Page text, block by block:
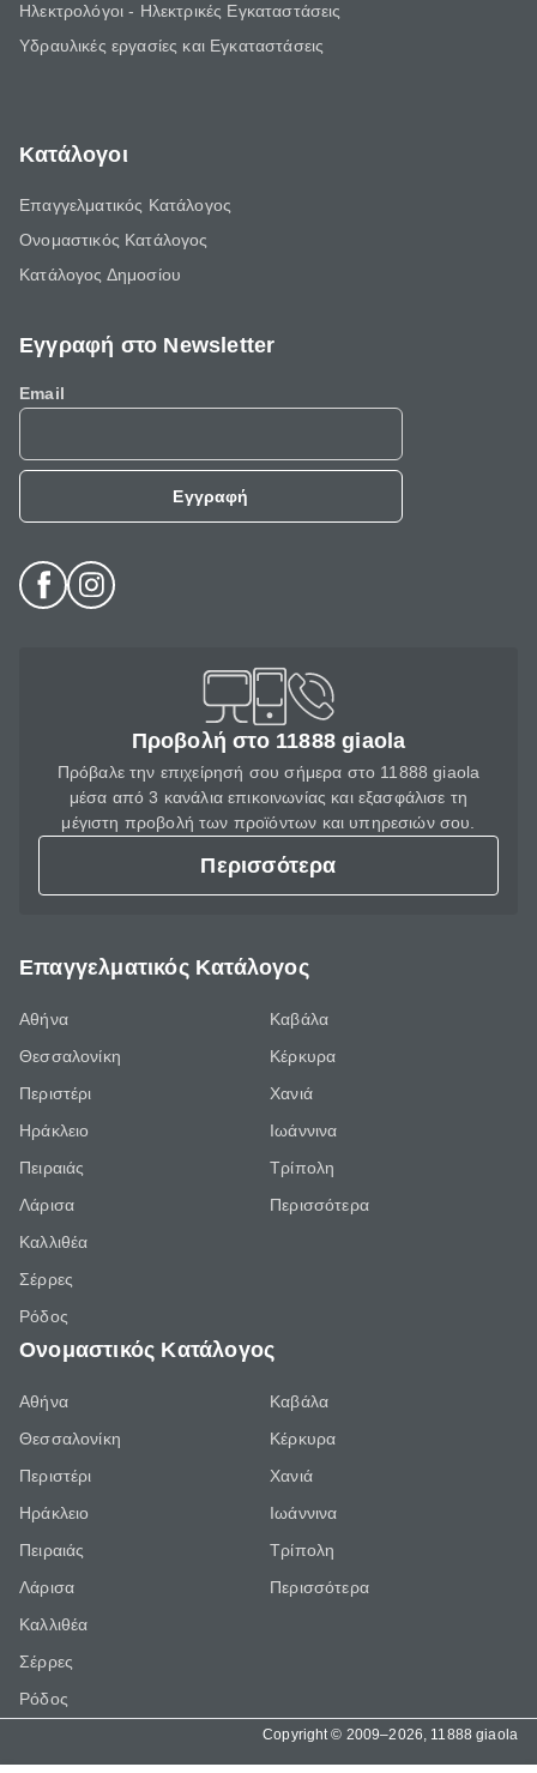
Ηλεκτρολόγοι - Ηλεκτρικές Εγκαταστάσεις
Υδραυλικές εργασίες και Εγκαταστάσεις
Κατάλογοι
Επαγγελματικός Κατάλογος
Ονομαστικός Κατάλογος
Κατάλογος Δημοσίου
Εγγραφή στο Newsletter
Email
Εγγραφή
Προβολή στο 11888 giaola
Πρόβαλε την επιχείρησή σου σήμερα στο 11888 giaola
μέσα από 3 κανάλια επικοινωνίας και εξασφάλισε τη
μέγιστη προβολή των προϊόντων και υπηρεσιών σου.
Περισσότερα
Επαγγελματικός Κατάλογος
Αθήνα
Θεσσαλονίκη
Περιστέρι
Ηράκλειο
Πειραιάς
Λάρισα
Καλλιθέα
Σέρρες
Ρόδος
Καβάλα
Κέρκυρα
Χανιά
Ιωάννινα
Τρίπολη
Περισσότερα
Ονομαστικός Κατάλογος
Αθήνα
Θεσσαλονίκη
Περιστέρι
Ηράκλειο
Πειραιάς
Λάρισα
Καλλιθέα
Σέρρες
Ρόδος
Καβάλα
Κέρκυρα
Χανιά
Ιωάννινα
Τρίπολη
Περισσότερα
Copyright © 2009–2026, 11888 giaola